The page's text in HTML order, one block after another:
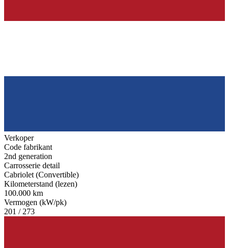
Verkoper
Code fabrikant
2nd generation
Carrosserie detail
Cabriolet (Convertible)
Kilometerstand (lezen)
100.000 km
Vermogen (kW/pk)
201 / 273